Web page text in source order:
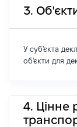
3.
У суб'єкта
об'єкти для
4. Цінне